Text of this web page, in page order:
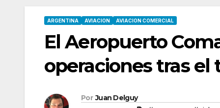
ARGENTINA AVIACION AVIACION COMERCIAL
El Aeropuerto
operaciones tras el
Por Juan Delguy